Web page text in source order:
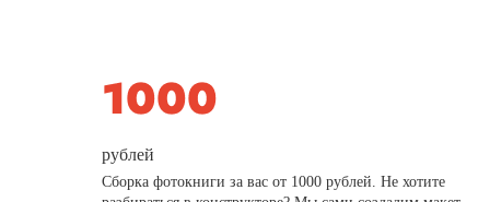
рублей
Сборка фотокниги за вас от 1000 рублей. Не хотите